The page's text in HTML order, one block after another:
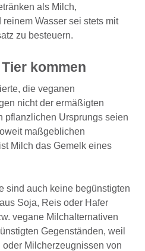
als Milch,
Wasser sei stets mit
zu besteuern.
kommen
die veganen
nicht der ermäßigten
pflanzlichen Ursprungs seien
maßgeblichen
Milch das Gemelk eines
sind auch keine begünstigten
Soja, Reis oder Hafer
vegane Milchalternativen
Gegenständen, weil
Milcherzeugnissen von